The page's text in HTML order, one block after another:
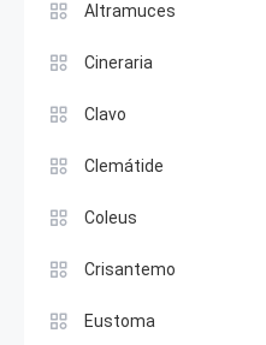
Altramuces
Cineraria
Clavo
Clemátide
Coleus
Crisantemo
Eustoma